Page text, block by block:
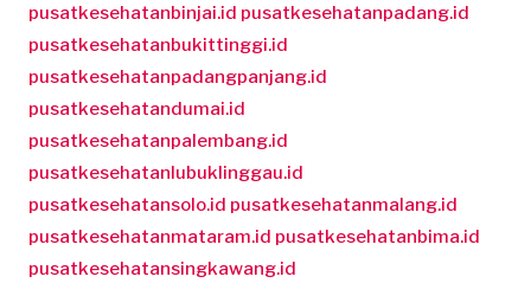
pusatkesehatanbinjai.id pusatkesehatanpadang.id
pusatkesehatanbukittinggi.id
pusatkesehatanpadangpanjang.id
pusatkesehatandumai.id
pusatkesehatanpalembang.id
pusatkesehatanlubuklinggau.id
pusatkesehatansolo.id pusatkesehatanmalang.id
pusatkesehatanmataram.id pusatkesehatanbima.id
pusatkesehatansingkawang.id